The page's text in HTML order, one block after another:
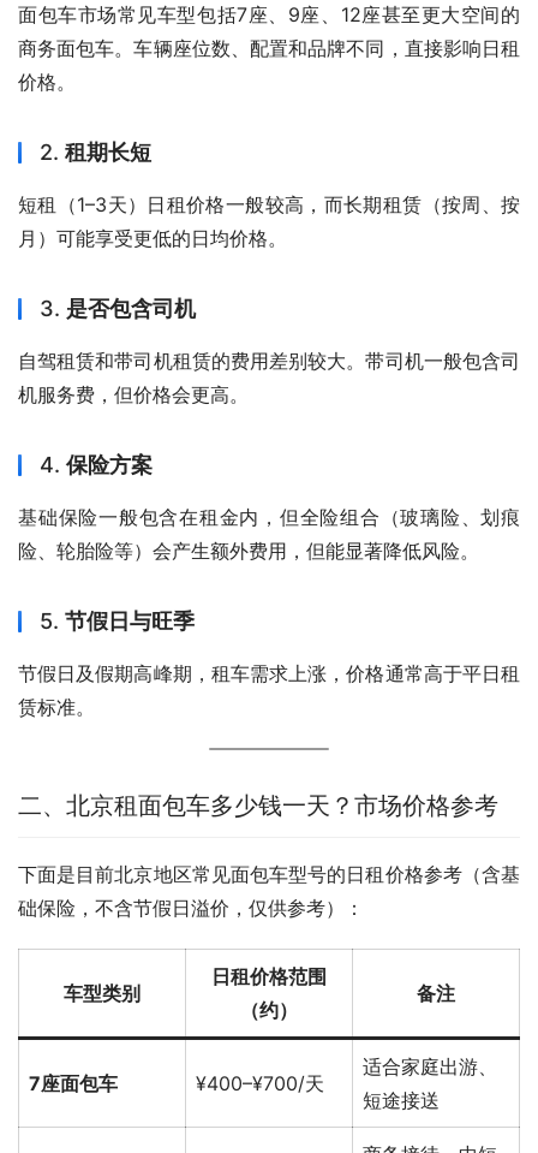
面包车市场常见车型包括7座、9座、12座甚至更大空间的
商务面包车。车辆座位数、配置和品牌不同，直接影响日租
价格。
2. 租期长短
短租（1–3天）日租价格一般较高，而长期租赁（按周、按
月）可能享受更低的日均价格。
3. 是否包含司机
自驾租赁和带司机租赁的费用差别较大。带司机一般包含司
机服务费，但价格会更高。
4. 保险方案
基础保险一般包含在租金内，但全险组合（玻璃险、划痕
险、轮胎险等）会产生额外费用，但能显著降低风险。
5. 节假日与旺季
节假日及假期高峰期，租车需求上涨，价格通常高于平日租
赁标准。
二、北京租面包车多少钱一天？市场价格参考
下面是目前北京地区常见面包车型号的日租价格参考（含基
础保险，不含节假日溢价，仅供参考）：
车型类别
日租价格范围
（约）
备注
7座面包车 ¥400–¥700/天
适合家庭出游、
短途接送